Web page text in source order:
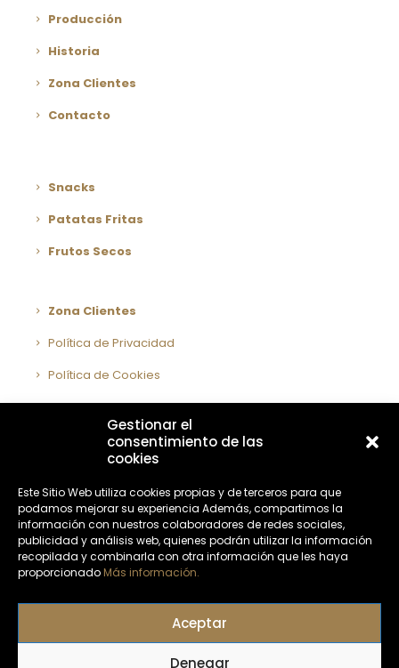
Gestionar el
consentimiento de las
cookies
Este Sitio Web utiliza cookies propias y de terceros para que
podamos mejorar su experiencia Además, compartimos la
información con nuestros colaboradores de redes sociales,
publicidad y análisis web, quienes podrán utilizar la información
recopilada y combinarla con otra información que les haya
proporcionado Más información.
Aceptar
Denegar
Producción
Historia
Zona Clientes
Contacto
Snacks
Patatas Fritas
Frutos Secos
Zona Clientes
Política de Privacidad
Política de Cookies
Aviso Legal
Declaración accesibilidad
Contáctenos
670357086 / 684410230
info@fritossevilla.com
Localización